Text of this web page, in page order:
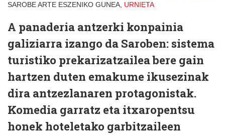
SAROBE ARTE ESZENIKO GUNEA, URNIETA
A panaderia antzerki konpainia
galiziarra izango da Saroben: sistema
turistiko prekarizatzailea bere gain
hartzen duten emakume ikusezinak
dira antzezlanaren protagonistak.
Komedia garratz eta itxaropentsu
honek hoteletako garbitzaileen